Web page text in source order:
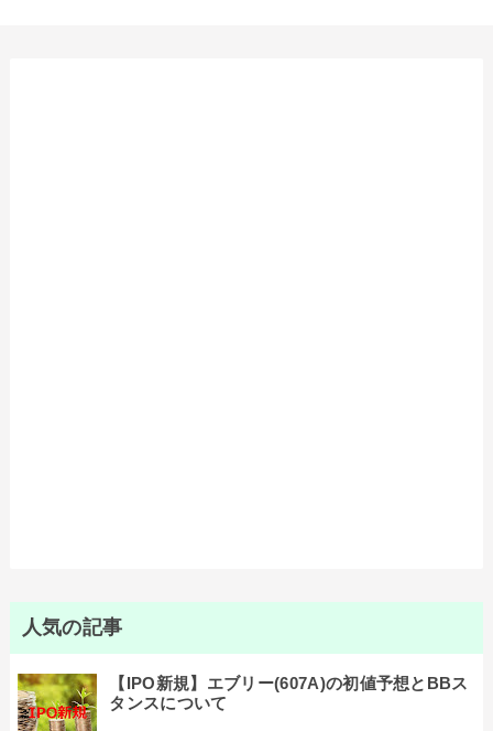
人気の記事
【IPO新規】エブリー(607A)の初値予想とBBス
タンスについて